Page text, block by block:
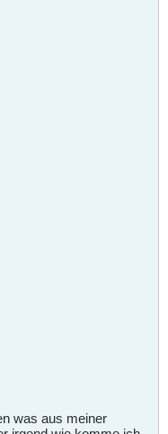
was aus meiner